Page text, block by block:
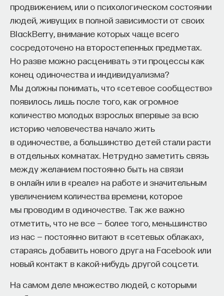
продвижением, или о психологическом состоянии
людей, живущих в полной зависимости от своих
BlackBerry, внимание которых чаще всего
сосредоточено на второстепенных предметах.
Но разве можно расценивать эти процессы как
конец одиночества и индивидуализма?
Мы должны понимать, что «сетевое сообщество»
появилось лишь после того, как огромное
количество молодых взрослых впервые за всю
историю человечества начало жить
в одиночестве, а большинство детей стали расти
в отдельных комнатах. Нетрудно заметить связь
между желанием постоянно быть на связи
в онлайн или в «реале» на работе и значительным
увеличением количества времени, которое
мы проводим в одиночестве. Так же важно
отметить, что не все — более того, меньшинство
из нас — постоянно витают в «сетевых облаках»,
стараясь добавить нового друга на Facebook или
новый контакт в какой-нибудь другой соцсети.
На самом деле множество людей, с которыми